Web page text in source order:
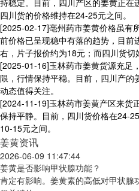
持稳定。目前，四川产区的姜黄正在
四川货的价格维持在24-25元之间。
[2025-02-17]亳州药市姜黄价格虽有
前价格已呈现稳中有落的趋势，目
右，片子报价约为18元；而四川货切
[2025-01-16]玉林药市姜黄货源充足
限，行情保持平稳。目前，四川产
动态值得关注。
[2024-11-19]玉林药市姜黄产区来货
保持平静。目前，四川货价格在24-
10-15元之间。
姜黄资讯
2026-06-09 11:47:44
姜黄是否影响甲状腺功能？
肯定有影响。姜黄素的高低对甲状